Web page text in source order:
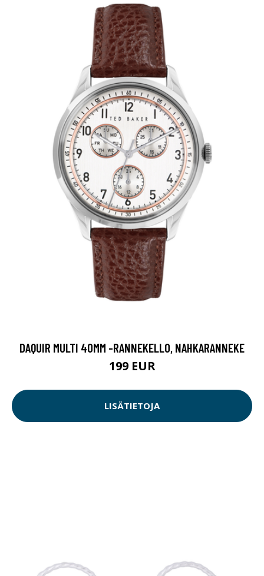
DAQUIR MULTI 40MM -RANNEKELLO, NAHKARANNEKE
199 EUR
LISÄTIETOJA